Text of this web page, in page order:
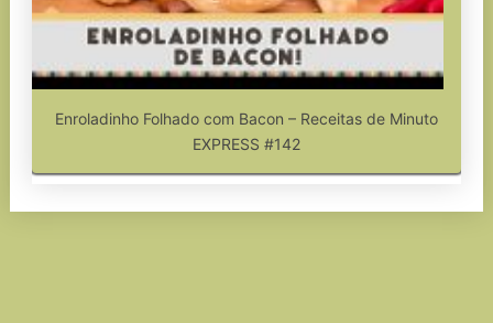
Enroladinho Folhado com Bacon – Receitas de Minuto
EXPRESS #142